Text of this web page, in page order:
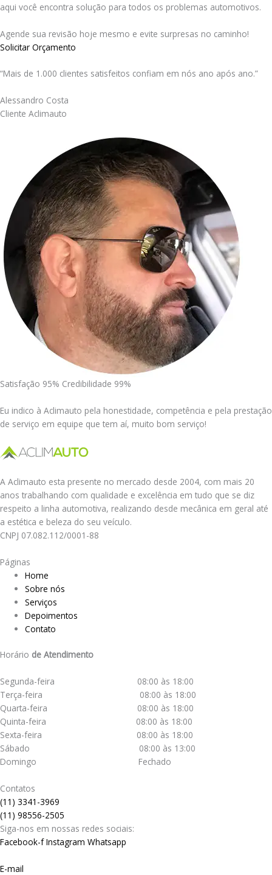
aqui você encontra solução para todos os problemas automotivos.
Agende sua revisão hoje mesmo e evite surpresas no caminho!
Solicitar Orçamento
“Mais de 1.000 clientes satisfeitos confiam em nós ano após ano.”
Alessandro Costa
Cliente Aclimauto
Satisfação 95% Credibilidade 99%
Eu indico à Aclimauto pela honestidade, competência e pela prestação
de serviço em equipe que tem aí, muito bom serviço!
A Aclimauto esta presente no mercado desde 2004, com mais 20
anos trabalhando com qualidade e excelência em tudo que se diz
respeito a linha automotiva, realizando desde mecânica em geral até
a estética e beleza do seu veículo.
CNPJ 07.082.112/0001-88
Páginas
Home
Sobre nós
Serviços
Depoimentos
Contato
Horário de Atendimento
Segunda-feira 08:00 às 18:00
Terça-feira 08:00 às 18:00
Quarta-feira 08:00 às 18:00
Quinta-feira 08:00 às 18:00
Sexta-feira 08:00 às 18:00
Sábado 08:00 às 13:00
Domingo Fechado
Contatos
(11) 3341-3969
(11) 98556-2505
Siga-nos em nossas redes sociais:
Facebook-fInstagram Whatsapp
E-mail